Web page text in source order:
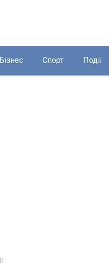
Бізнес Спорт Події